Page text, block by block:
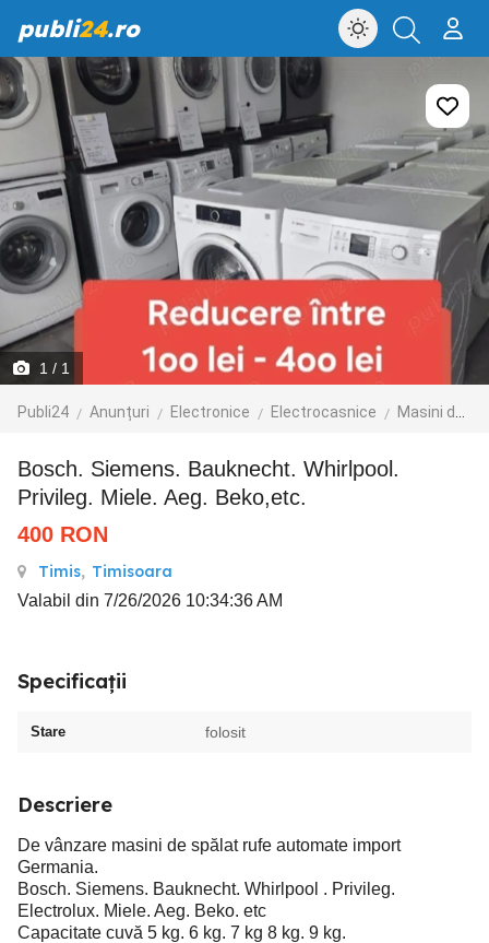
publi24.ro
1 / 1
Publi24 Anunțuri Electronice Electrocasnice Masini de spalat
Bosch. Siemens. Bauknecht. Whirlpool.
Privileg. Miele. Aeg. Beko,etc.
400 RON
Timis, Timisoara
Valabil din 7/26/2026 10:34:36 AM
Specificații
Stare folosit
Descriere
De vânzare masini de spălat rufe automate import
Germania.
Bosch. Siemens. Bauknecht. Whirlpool . Privileg.
Electrolux. Miele. Aeg. Beko. etc
Capacitate cuvă 5 kg. 6 kg. 7 kg 8 kg. 9 kg.